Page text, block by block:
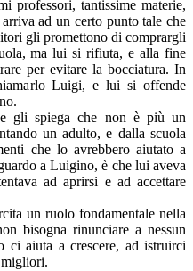
professori, tantissime materie,
ad un certo punto tale che
gli promettono di comprargli
ma lui si rifiuta, e alla fine
per evitare la bocciatura. In
Luigi, e lui si offende
gli spiega che non è più un
un adulto, e dalla scuola
che lo avrebbero aiutato a
a Luigino, è che lui aveva
ad aprirsi e ad accettare
un ruolo fondamentale nella
bisogna rinunciare a nessun
ci aiuta a crescere, ad istruirci
migliori.